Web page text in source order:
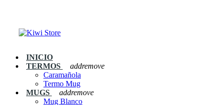
INICIO
TERMOS
addremove
Caramañola
Termo Mug
MUGS
addremove
Mug Blanco